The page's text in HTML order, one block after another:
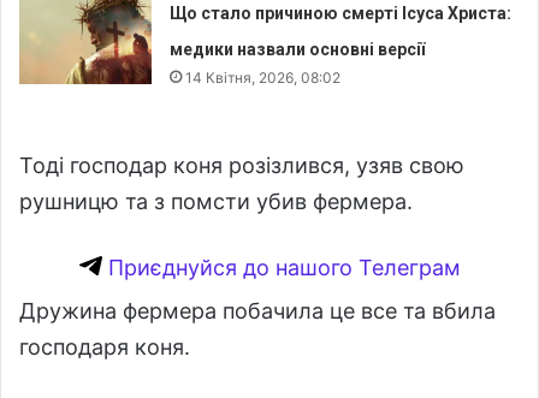
Що стало причиною смерті Ісуса Христа:
медики назвали основні версії
14 Квітня, 2026, 08:02
Тоді господар коня розізлився, узяв свою
рушницю та з помсти убив фермера.
Приєднуйся до нашого Телеграм
Дружина фермера побачила це все та вбила
господаря коня.